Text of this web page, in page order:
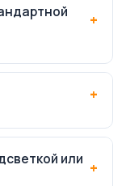
или